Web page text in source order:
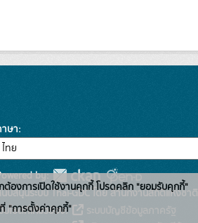
ษา
by:
บสนุนระบบ Thai-GDC โดย สำนักงานสถิติแห่งชาติ
บไซต์ที่เกี่ยวข้อง:
ต้องการเปิดใช้งานคุกกี้ โปรดคลิก "ยอมรับคุกกี้"
"การตั้งค่าคุกกี้"